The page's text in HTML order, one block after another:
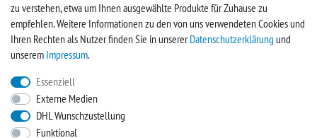
UNTERNEHMEN
Kontakt
Impressum
FACEBOOK
zu verstehen, etwa um Ihnen ausgewählte Produkte für Zuhause zu
empfehlen. Weitere Informationen zu den von uns verwendeten Cookies und
Ihren Rechten als Nutzer finden Sie in unsererDaten­schutz­erklärung und
unserem Impressum.
Essenziell
Externe Medien
DHL Wunschzustellung
Funktional